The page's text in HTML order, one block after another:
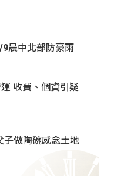
晨中北部防豪雨
收費、個資引疑
子做陶碗感念土地